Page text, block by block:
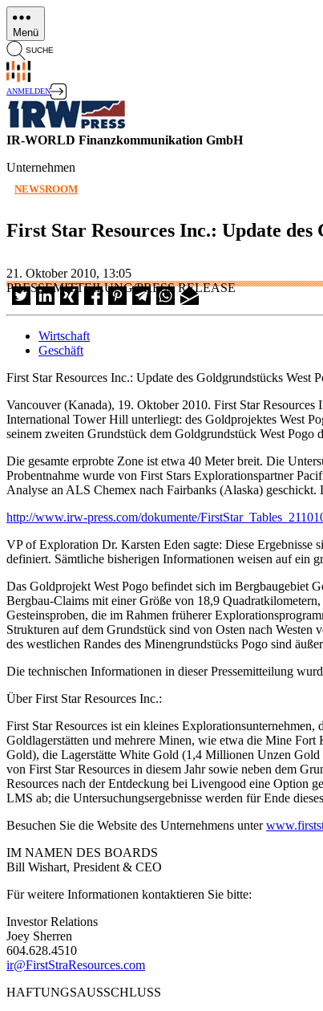
Direkt
zum
Inhalt
Menü
SUCHE
ANMELDEN
IR-WORLD Finanzkommunikation GmbH
Unternehmen
NEWSROOM
First Star Resources Inc.: Update
21. Oktober 2010, 13:05
PRESSEMITTEILUNG/PRESS RELEASE
Wirtschaft
Geschäft
First Star Resources Inc.: Update des Goldgrundstücks West
Vancouver (Kanada), 19. Oktober 2010. First Star
International Tower Hill unterliegt: des Goldprojektes West
seinem zweiten Grundstück dem Goldgrundstück West Pogo
Die gesamte erprobte Zone ist etwa 40 Meter breit. Die
Probentnahme wurde von First Stars Explorationspartner
Analyse an ALS Chemex nach Fairbanks (Alaska) geschickt.
http://www.irw-press.com/dokumente/
VP of Exploration Dr. Karsten Eden sagte: Diese Ergebnisse
definiert. Sämtliche bisherigen Informationen weisen auf ein
Das Goldprojekt West Pogo befindet sich im Bergbaugebiet
Bergbau-Claims mit einer Größe von 18,9
Gesteinsproben, die im Rahmen früherer
Strukturen auf dem Grundstück sind von Osten nach
des westlichen Randes des Minengrundstücks Pogo sind
Die technischen Informationen in dieser Pressemitteilung
Über First Star Resources Inc.:
First Star Resources ist ein kleines
Goldlagerstätten und mehrere Minen, wie etwa die Mine
Gold), die Lagerstätte White Gold (1,4 Millionen Unzen
von First Star Resources in diesem Jahr sowie neben dem
Resources nach der Entdeckung bei Livengood eine Option
LMS ab; die Untersuchungsergebnisse werden für Ende
Besuchen Sie die Website des Unternehmens unter
IM NAMEN DES BOARDS
Bill Wishart, President & CEO
Für weitere Informationen kontaktieren Sie bitte:
Investor Relations
Joey Sherren
604.628.4510
ir@FirstStraResources.com
HAFTUNGSAUSSCHLUSS